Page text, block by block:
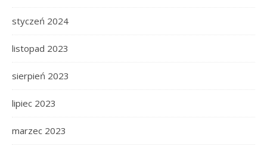
styczeń 2024
listopad 2023
sierpień 2023
lipiec 2023
marzec 2023